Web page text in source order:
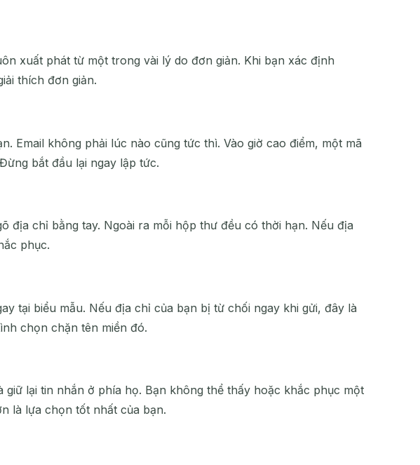
Sao
Làm mới
xuất phát từ một trong vài lý do đơn giản. Khi bạn xác định
thích đơn giản.
Email không phải lúc nào cũng tức thì. Vào giờ cao điểm, một mã
bắt đầu lại ngay lập tức.
địa chỉ bằng tay. Ngoài ra mỗi hộp thư đều có thời hạn. Nếu địa
phục.
tại biểu mẫu. Nếu địa chỉ của bạn bị từ chối ngay khi gửi, đây là
chọn chặn tên miền đó.
lại tin nhắn ở phía họ. Bạn không thể thấy hoặc khắc phục một
là lựa chọn tốt nhất của bạn.